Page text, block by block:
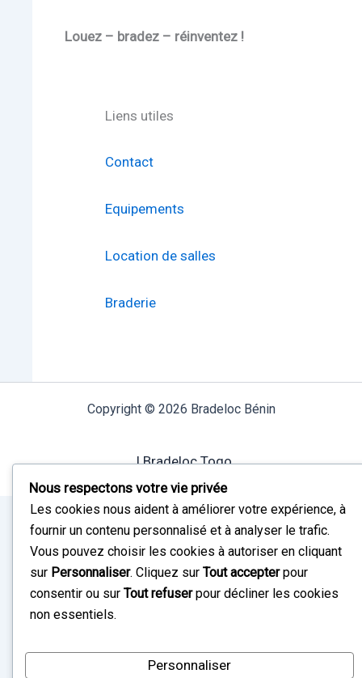
Louez – bradez – réinventez !
Liens utiles
Contact
Equipements
Location de salles
Braderie
Copyright © 2026 Bradeloc Bénin
I Bradeloc Togo
Nous respectons votre vie privée
Les cookies nous aident à améliorer votre expérience, à
fournir un contenu personnalisé et à analyser le trafic.
Vous pouvez choisir les cookies à autoriser en cliquant
sur Personnaliser. Cliquez sur Tout accepterpour
consentir ou sur Tout refuserpour décliner les cookies
non essentiels.
Personnaliser